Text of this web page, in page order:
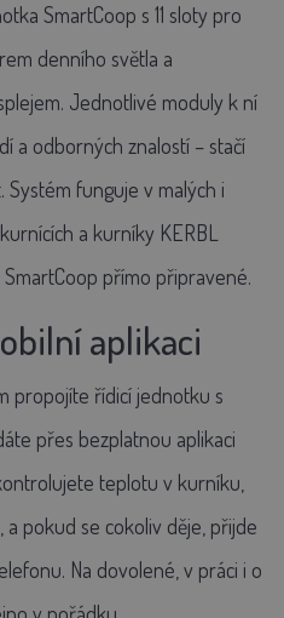
SmartCoop s 11 sloty pro
denního světla a
Jednotlivé moduly k ní
a odborných znalostí – stačí
funguje v malých i
a kurníky KERBL
přímo připravené.
aplikaci
propojíte řídicí jednotku s
přes bezplatnou aplikaci
teplotu v kurníku,
pokud se cokoliv děje, přijde
Na dovolené, v práci i o